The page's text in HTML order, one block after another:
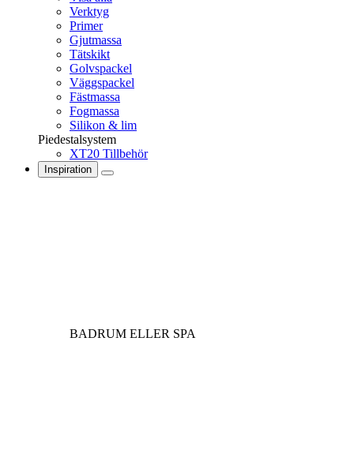
Verktyg
Primer
Gjutmassa
Tätskikt
Golvspackel
Väggspackel
Fästmassa
Fogmassa
Silikon & lim
Piedestalsystem
XT20 Tillbehör
Inspiration
BADRUM ELLER SPA